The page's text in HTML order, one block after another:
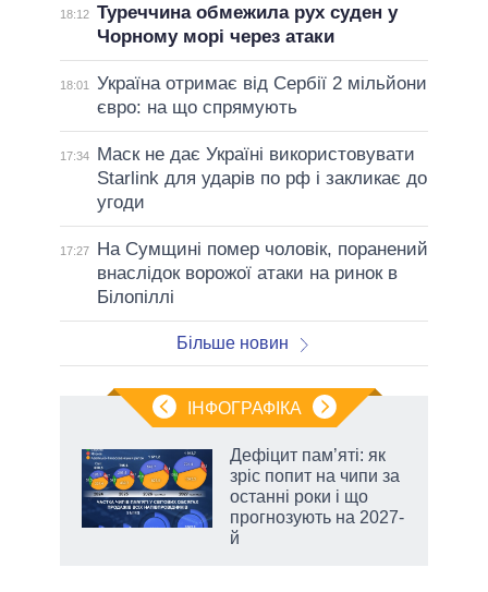
18:12 Туреччина обмежила рух суден у
Чорному морі через атаки
18:01
Україна отримає від Сербії 2 мільйони
євро: на що спрямують
17:34
Маск не дає Україні використовувати
Starlink для ударів по рф і закликає до
угоди
17:27
На Сумщині помер чоловік, поранений
внаслідок ворожої атаки на ринок в
Білопіллі
Більше новин
ІНФОГРАФІКА
Дефіцит пам’яті: як
зріс попит на чипи за
останні роки і що
прогнозують на 2027-
й